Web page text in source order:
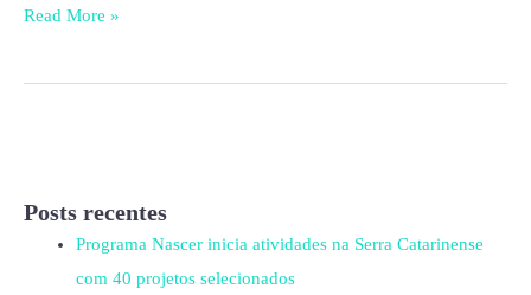
Read More »
Posts recentes
Programa Nascer inicia atividades na Serra Catarinense
com 40 projetos selecionados